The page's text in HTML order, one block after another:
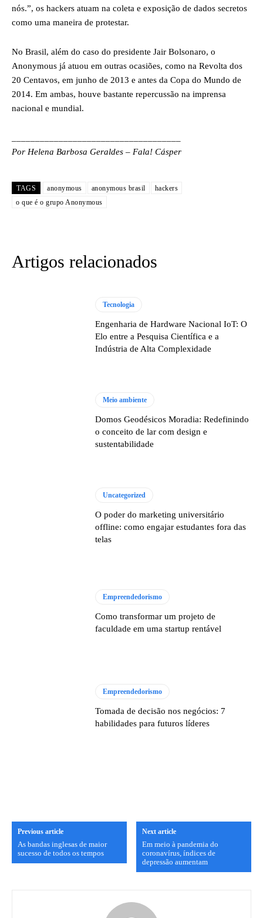
nós.”, os hackers atuam na coleta e exposição de dados secretos
como uma maneira de protestar.
No Brasil, além do caso do presidente Jair Bolsonaro, o
Anonymous já atuou em outras ocasiões, como na Revolta dos
20 Centavos, em junho de 2013 e antes da Copa do Mundo de
2014. Em ambas, houve bastante repercussão na imprensa
nacional e mundial.
Por Helena Barbosa Geraldes – Fala! Cásper
TAGS anonymous anonymous brasil
hackers
o que é o grupo Anonymous
Artigos relacionados
Tecnologia
Engenharia de Hardware Nacional IoT: O
Elo entre a Pesquisa Científica e a
Indústria de Alta Complexidade
Meio ambiente
Domos Geodésicos Moradia: Redefinindo
o conceito de lar com design e
sustentabilidade
Uncategorized
O poder do marketing universitário
offline: como engajar estudantes fora das
telas
Empreendedorismo
Como transformar um projeto de
faculdade em uma startup rentável
Empreendedorismo
Tomada de decisão nos negócios: 7
habilidades para futuros líderes
Previous article
As bandas inglesas de maior
sucesso de todos os tempos
Next article
Em meio à pandemia do
coronavírus, índices de
depressão aumentam